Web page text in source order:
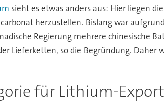
sieht es etwas anders aus: Hier liegen
herzustellen. Bislang war
Regierung mehrere chinesische
Lieferketten, so die Begründung.
für Lithium-